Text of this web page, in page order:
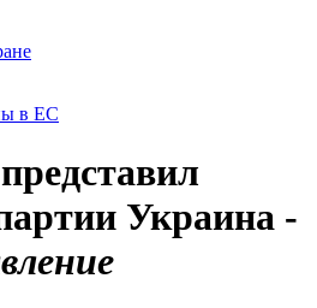
в ЕС
Украина -